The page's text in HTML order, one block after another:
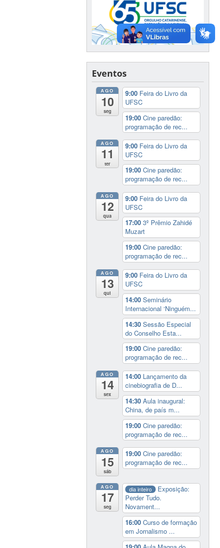
Eventos
AGO
10
seg
9:00 Feira do Livro da
UFSC
19:00Cine paredão:
programação de rec...
AGO
11
ter
9:00 Feira do Livro da
UFSC
19:00Cine paredão:
programação de rec...
AGO
12
qua
9:00 Feira do Livro da
UFSC
17:003º Prêmio Zahidé
Muzart
19:00Cine paredão:
programação de rec...
AGO
13
qui
9:00 Feira do Livro da
UFSC
14:00Seminário
Internacional ‘Ninguém...
14:30Sessão Especial
do Conselho Esta...
19:00Cine paredão:
programação de rec...
AGO
14
sex
14:00 Lançamento da
cinebiografia de D...
14:30Aula inaugural:
China, de país m...
19:00Cine paredão:
programação de rec...
AGO
15
sáb
19:00Cine paredão:
programação de rec...
AGO
17
seg
dia inteiro
Exposição:
Perder Tudo.
Novament...
16:00Curso de formação
em Jornalismo ...